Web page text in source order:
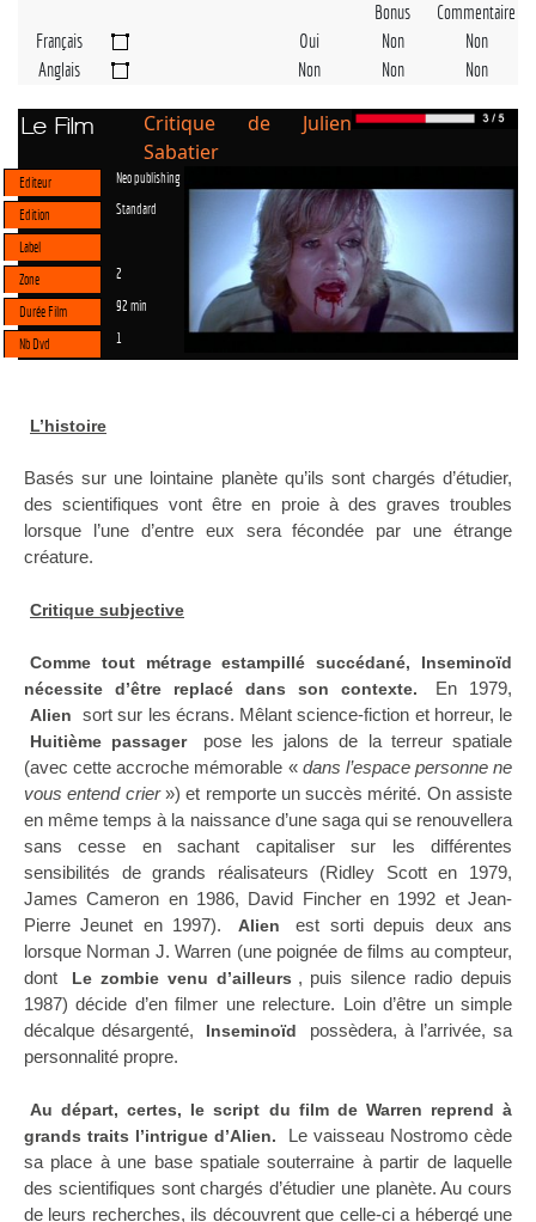
Bonus
Commentaire
Français
Oui Non
Non
Anglais
Non Non Non
Le Film
Critique de Julien
Sabatier
Editeur Neo publishing
Edition Standard
Label
Zone
2
Durée Film 92 min
Nb Dvd 1
L’histoire
Basés sur une lointaine planète qu’ils sont chargés d’étudier,
des scientifiques vont être en proie à des graves troubles
lorsque l’une d’entre eux sera fécondée par une étrange
créature.
Critique subjective
Comme tout métrage estampillé succédané, Inseminoïd
nécessite d’être replacé dans son contexte.
En 1979,
Alien sort sur les écrans. Mêlant science-fiction et horreur, le
Huitième passager
pose les jalons de la terreur spatiale
(avec cette accroche mémorable « dans l’espace personne ne
vous entend crier») et remporte un succès mérité. On assiste
en même temps à la naissance d’une saga qui se renouvellera
sans cesse en sachant capitaliser sur les différentes
sensibilités de grands réalisateurs (Ridley Scott en 1979,
James Cameron en 1986, David Fincher en 1992 et Jean-
Pierre Jeunet en 1997).
Alien
est sorti depuis deux ans
lorsque Norman J. Warren (une poignée de films au compteur,
dont
Le zombie venu d’ailleurs , puis silence radio depuis
1987) décide d’en filmer une relecture. Loin d’être un simple
décalque désargenté,
Inseminoïd
possèdera, à l’arrivée, sa
personnalité propre.
Au départ, certes, le script du film de Warren reprend à
grands traits l’intrigue d’Alien.
Le vaisseau Nostromo cède
sa place à une base spatiale souterraine à partir de laquelle
des scientifiques sont chargés d’étudier une planète. Au cours
de leurs recherches, ils découvrent que celle-ci a hébergé une